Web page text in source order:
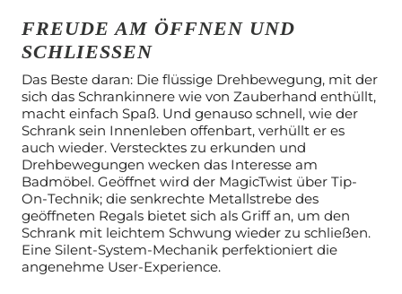
FREUDE AM ÖFFNEN UND
SCHLIESSEN
Das Beste daran: Die flüssige Drehbewegung, mit der
sich das Schrankinnere wie von Zauberhand enthüllt,
macht einfach Spaß. Und genauso schnell, wie der
Schrank sein Innenleben offenbart, verhüllt er es
auch wieder. Verstecktes zu erkunden und
Drehbewegungen wecken das Interesse am
Badmöbel. Geöffnet wird der MagicTwist über Tip-
On-Technik; die senkrechte Metallstrebe des
geöffneten Regals bietet sich als Griff an, um den
Schrank mit leichtem Schwung wieder zu schließen.
Eine Silent-System-Mechanik perfektioniert die
angenehme User-Experience.